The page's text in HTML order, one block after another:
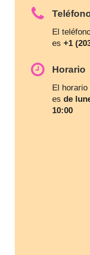
El
es +1
Horario
El
es de
10:00